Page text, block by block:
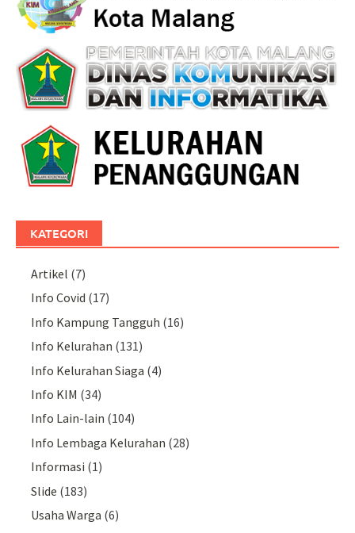
KATEGORI
Artikel (7)
Info Covid (17)
Info Kampung Tangguh (16)
Info Kelurahan (131)
Info Kelurahan Siaga (4)
Info KIM (34)
Info Lain-lain (104)
Info Lembaga Kelurahan (28)
Informasi (1)
Slide (183)
Usaha Warga (6)